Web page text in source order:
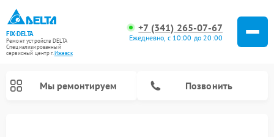
FIX-DELTA
Ремонт устройств DELTA
Специализированный
cервисный центр г.Ижевск
+7 (341) 265-07-67
Ежедневно, с 10:00 до 20:00
Мы ремонтируем Позвонить